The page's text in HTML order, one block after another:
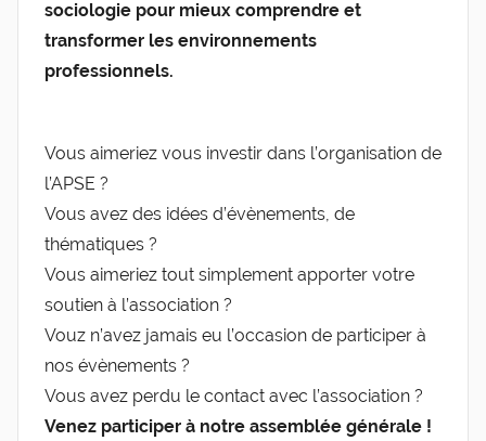
sociologie pour mieux comprendre et
transformer les environnements
professionnels.
Vous aimeriez vous investir dans l’organisation de
l’APSE ?
Vous avez des idées d’évènements, de
thématiques ?
Vous aimeriez tout simplement apporter votre
soutien à l’association ?
Vouz n’avez jamais eu l’occasion de participer à
nos évènements ?
Vous avez perdu le contact avec l’association ?
Venez participer à notre assemblée générale !